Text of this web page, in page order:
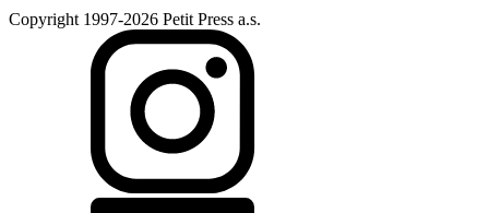
Copyright 1997-2026 Petit Press a.s.